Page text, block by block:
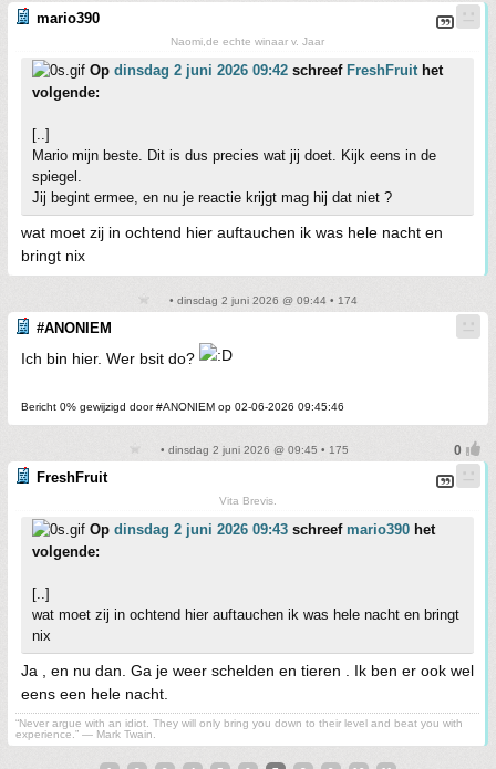
mario390
Naomi,de echte winaar v. Jaar
Op dinsdag 2 juni 2026 09:42 schreef FreshFruithet
volgende:
[..]
Mario mijn beste. Dit is dus precies wat jij doet. Kijk eens in de
spiegel.
Jij begint ermee, en nu je reactie krijgt mag hij dat niet ?
wat moet zij in ochtend hier auftauchen ik was hele nacht en
bringt nix
• dinsdag 2 juni 2026 @ 09:44 • 174
#ANONIEM
Ich bin hier. Wer bsit do?
Bericht 0% gewijzigd door #ANONIEM op 02-06-2026 09:45:46
• dinsdag 2 juni 2026 @ 09:45 • 175
FreshFruit
Vita Brevis.
Op dinsdag 2 juni 2026 09:43 schreef mario390 het
volgende:
[..]
wat moet zij in ochtend hier auftauchen ik was hele nacht en bringt
nix
Ja , en nu dan. Ga je weer schelden en tieren . Ik ben er ook wel
eens een hele nacht.
“Never argue with an idiot. They will only bring you down to their level and beat you with
experience.” ― Mark Twain.